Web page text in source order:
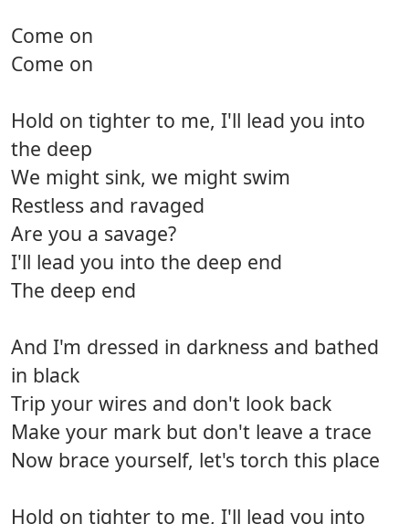
Come on
Come on
Hold on tighter to me, I'll lead you into
the deep
We might sink, we might swim
Restless and ravaged
Are you a savage?
I'll lead you into the deep end
The deep end
And I'm dressed in darkness and bathed
in black
Trip your wires and don't look back
Make your mark but don't leave a trace
Now brace yourself, let's torch this place
Hold on tighter to me, I'll lead you into